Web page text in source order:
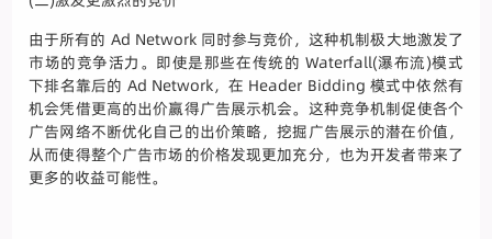
由于所有的 Ad Network 同时参与竞价，这种机制极大地激发了
市场的竞争活力。即使是那些在传统的 Waterfall(瀑布流)模式
下排名靠后的 Ad Network，在 Header Bidding 模式中依然有
机会凭借更高的出价赢得广告展示机会。这种竞争机制促使各个
广告网络不断优化自己的出价策略，挖掘广告展示的潜在价值，
从而使得整个广告市场的价格发现更加充分，也为开发者带来了
更多的收益可能性。